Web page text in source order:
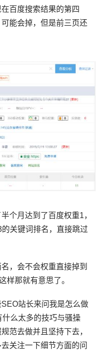
百度搜索结果的第四
能会掉，但是前三页还
个月达到了百度权重1，
关键词排名，直接跳过
，会不会权重直接掉到
样那就有意思了。
站长来问我是怎么做
么太多的技巧与骚操
范去做并且坚持下去，
关注一下细节方面的问